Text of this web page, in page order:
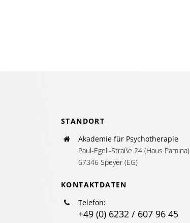
STANDORT
Akademie für Psychotherapie
Paul-Egell-Straße 24 (Haus Pamina)
67346 Speyer (EG)
KONTAKTDATEN
Telefon:
+49 (0) 6232 / 607 96 45